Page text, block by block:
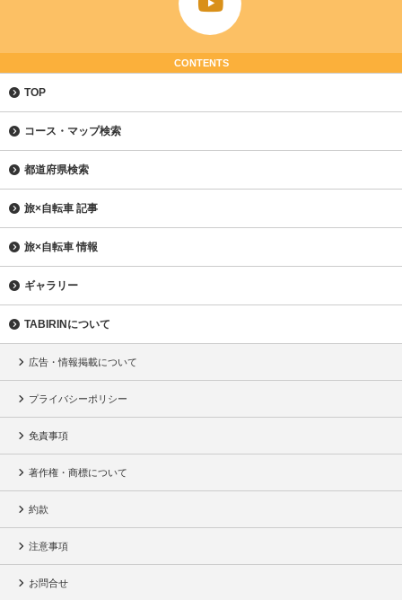
CONTENTS
TOP
コース・マップ検索
都道府県検索
旅×自転車 記事
旅×自転車 情報
ギャラリー
TABIRINについて
広告・情報掲載について
プライバシーポリシー
免責事項
著作権・商標について
約款
注意事項
お問合せ